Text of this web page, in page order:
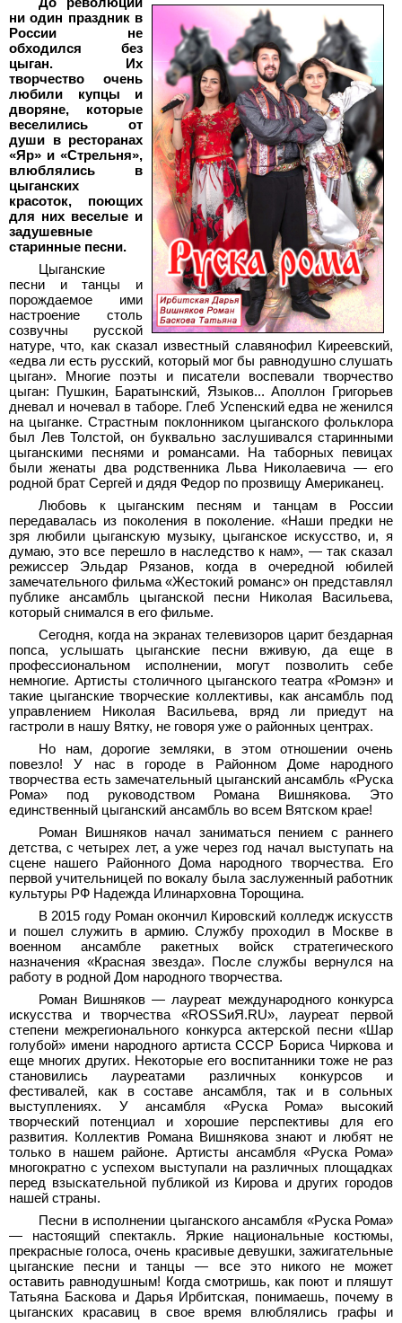
ни один праздник в
России не
обходился без
цыган. Их
творчество очень
любили купцы и
дворяне, которые
веселились от
души в ресторанах
«Яр» и «Стрельня»,
влюблялись в
цыганских
красоток, поющих
для них веселые и
задушевные
старинные песни.
Цыганские
песни и танцы и
порождаемое ими
настроение столь
созвучны русской
натуре, что, как сказал известный славянофил Киреевский,
«едва ли есть русский, который мог бы равнодушно слушать
цыган». Многие поэты и писатели воспевали творчество
цыган: Пушкин, Баратынский, Языков... Аполлон Григорьев
дневал и ночевал в таборе. Глеб Успенский едва не женился
на цыганке. Страстным поклонником цыганского фольклора
был Лев Толстой, он буквально заслушивался старинными
цыганскими песнями и романсами. На таборных певицах
были женаты два родственника Льва Николаевича — его
родной брат Сергей и дядя Федор по прозвищу Американец.
Любовь к цыганским песням и танцам в России
передавалась из поколения в поколение. «Наши предки не
зря любили цыганскую музыку, цыганское искусство, и, я
думаю, это все перешло в наследство к нам», — так сказал
режиссер Эльдар Рязанов, когда в очередной юбилей
замечательного фильма «Жестокий романс» он представлял
публике ансамбль цыганской песни Николая Васильева,
который снимался в его фильме.
Сегодня, когда на экранах телевизоров царит бездарная
попса, услышать цыганские песни вживую, да еще в
профессиональном исполнении, могут позволить себе
немногие. Артисты столичного цыганского театра «Ромэн» и
такие цыганские творческие коллективы, как ансамбль под
управлением Николая Васильева, вряд ли приедут на
гастроли в нашу Вятку, не говоря уже о районных центрах.
Но нам, дорогие земляки, в этом отношении очень
повезло! У нас в городе в Районном Доме народного
творчества есть замечательный цыганский ансамбль «Руска
Рома» под руководством Романа Вишнякова. Это
единственный цыганский ансамбль во всем Вятском крае!
Роман Вишняков начал заниматься пением с раннего
детства, с четырех лет, а уже через год начал выступать на
сцене нашего Районного Дома народного творчества. Его
первой учительницей по вокалу была заслуженный работник
культуры РФ Надежда Илинарховна Торощина.
В 2015 году Роман окончил Кировский колледж искусств
и пошел служить в армию. Службу проходил в Москве в
военном ансамбле ракетных войск стратегического
назначения «Красная звезда». После службы вернулся на
работу в родной Дом народного творчества.
Роман Вишняков — лауреат международного конкурса
искусства и творчества «ROSSиЯ.RU», лауреат первой
степени межрегионального конкурса актерской песни «Шар
голубой» имени народного артиста СССР Бориса Чиркова и
еще многих других. Некоторые его воспитанники тоже не раз
становились лауреатами различных конкурсов и
фестивалей, как в составе ансамбля, так и в сольных
выступлениях. У ансамбля «Руска Рома» высокий
творческий потенциал и хорошие перспективы для его
развития. Коллектив Романа Вишнякова знают и любят не
только в нашем районе. Артисты ансамбля «Руска Рома»
многократно с успехом выступали на различных площадках
перед взыскательной публикой из Кирова и других городов
нашей страны.
Песни в исполнении цыганского ансамбля «Руска Рома»
— настоящий спектакль. Яркие национальные костюмы,
прекрасные голоса, очень красивые девушки, зажигательные
цыганские песни и танцы — все это никого не может
оставить равнодушным! Когда смотришь, как поют и пляшут
Татьяна Баскова и Дарья Ирбитская, понимаешь, почему в
цыганских красавиц в свое время влюблялись графы и